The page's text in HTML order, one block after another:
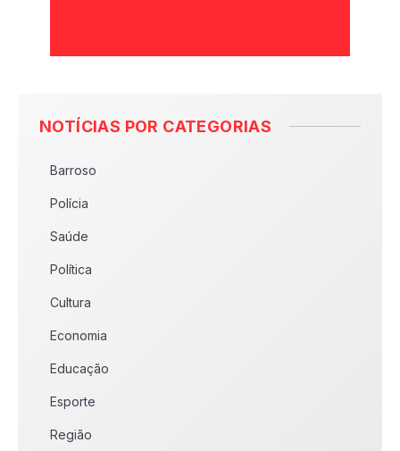
NOTÍCIAS POR CATEGORIAS
Barroso
Polícia
Saúde
Política
Cultura
Economia
Educação
Esporte
Região